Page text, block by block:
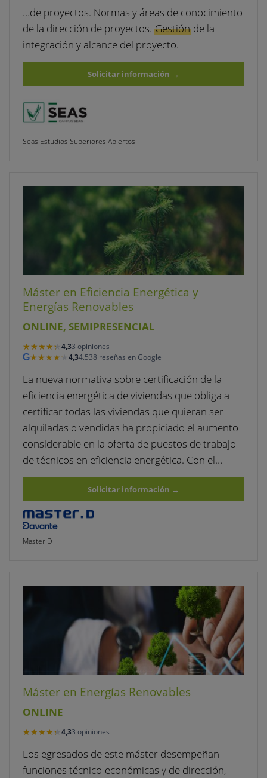
…de proyectos. Normas y áreas de conocimiento
de la dirección de proyectos. Gestiónde la
integración y alcance del proyecto.
Solicitar información →
Seas Estudios Superiores Abiertos
Máster en Eficiencia Energética y
Energías Renovables
ONLINE, SEMIPRESENCIAL
★★★★★
★★★★★ 4,33 opiniones
G★★★★★
★★★★★ 4,34.538 reseñas en Google
La nueva normativa sobre certificación de la
eficiencia energética de viviendas que obliga a
certificar todas las viviendas que quieran ser
alquiladas o vendidas ha propiciado el aumento
considerable en la oferta de puestos de trabajo
de técnicos en eficiencia energética. Con el…
Solicitar información →
Master D
Máster en Energías Renovables
ONLINE
★★★★★
★★★★★ 4,33 opiniones
Los egresados de este máster desempeñan
funciones técnico-económicas y de dirección,